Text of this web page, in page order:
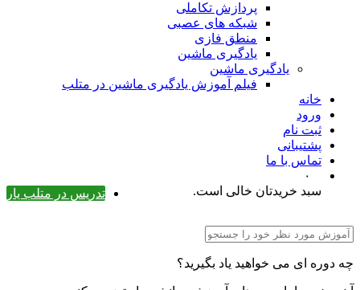
پردازش تکاملی
شبکه های عصبی
منطق فازی
یادگیری ماشین
یادگیری ماشین
فیلم آموزش یادگیری ماشین در متلب
خانه
ورود
ثبت نام
پشتیبانی
تماس با ما
۰
تدریس در متلب یار
سبد خریدتان خالی است.
چه دوره ای می خواهید یاد بگیرید؟